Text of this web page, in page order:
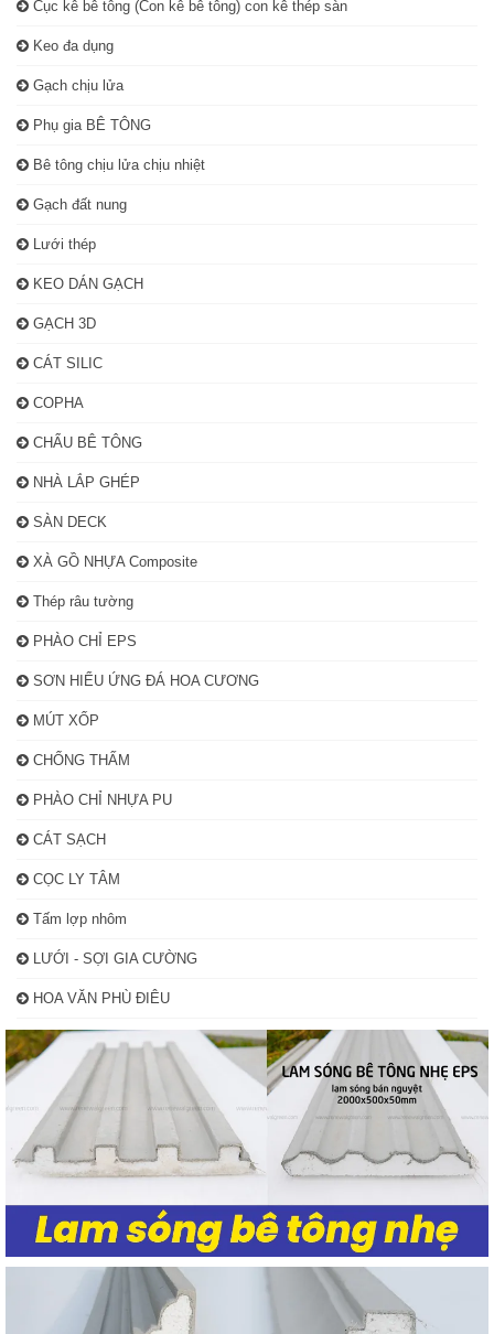
Cục kê bê tông (Con kê bê tông) con kê thép sàn
Keo đa dụng
Gạch chịu lửa
Phụ gia BÊ TÔNG
Bê tông chịu lửa chịu nhiệt
Gạch đất nung
Lưới thép
KEO DÁN GẠCH
GẠCH 3D
CÁT SILIC
COPHA
CHẨU BÊ TÔNG
NHÀ LẮP GHÉP
SÀN DECK
XÀ GỒ NHỰA Composite
Thép râu tường
PHÀO CHỈ EPS
SƠN HIỂU ỨNG ĐÁ HOA CƯƠNG
MÚT XỐP
CHỐNG THẤM
PHÀO CHỈ NHỰA PU
CÁT SẠCH
CỌC LY TÂM
Tấm lợp nhôm
LƯỚI - SỢI GIA CƯỜNG
HOA VĂN PHÙ ĐIÊU